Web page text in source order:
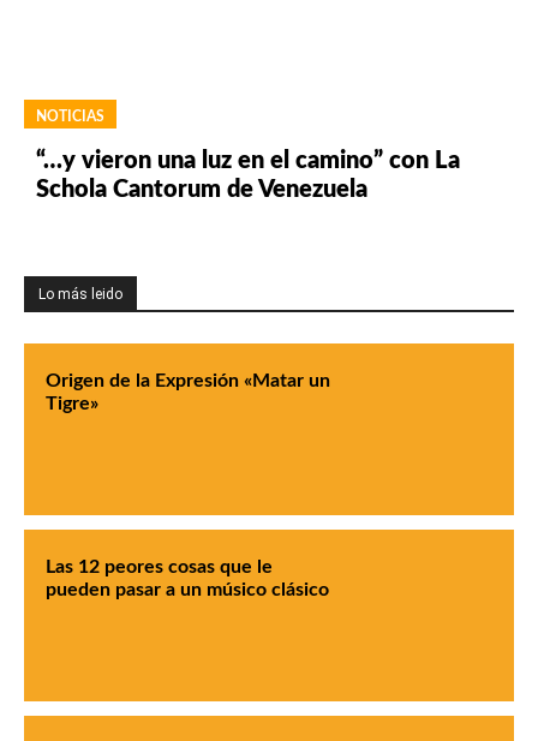
NOTICIAS
“…y vieron una luz en el camino” con La
Schola Cantorum de Venezuela
Lo más leido
Origen de la Expresión «Matar un
Tigre»
Las 12 peores cosas que le
pueden pasar a un músico clásico